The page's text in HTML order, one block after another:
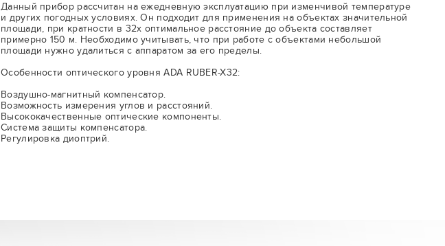
Данный прибор рассчитан на ежедневную эксплуатацию при изменчивой температуре
и других погодных условиях. Он подходит для применения на объектах значительной
площади, при кратности в 32х оптимальное расстояние до объекта составляет
примерно 150 м. Необходимо учитывать, что при работе с объектами небольшой
площади нужно удалиться с аппаратом за его пределы.
Особенности оптического уровня ADA RUBER-X32:
Воздушно-магнитный компенсатор.
Возможность измерения углов и расстояний.
Высококачественные оптические компоненты.
Система защиты компенсатора.
Регулировка диоптрий.